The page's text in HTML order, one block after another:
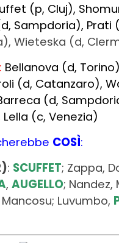
(p, Cluj),
Sampdoria), Prati
Wieteska (d,
Bellanova (d,
(d, Catanzaro),
(d,
(c, Venezia)
COSÌ:
: SCUFFET; Zappa,
, AUGELLO; Nandez,
Mancosu; Luvumbo,